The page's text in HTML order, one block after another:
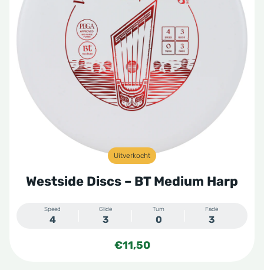
Uitverkocht
Westside Discs – BT Medium Harp
Speed
4
Glide
3
Turn
0
Fade
3
€11,50